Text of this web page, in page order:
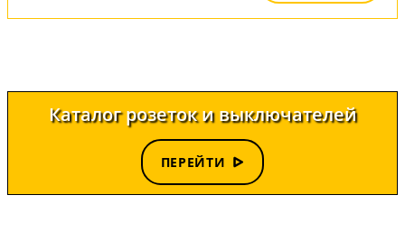
Каталог розеток и выключателей
ПЕРЕЙТИ